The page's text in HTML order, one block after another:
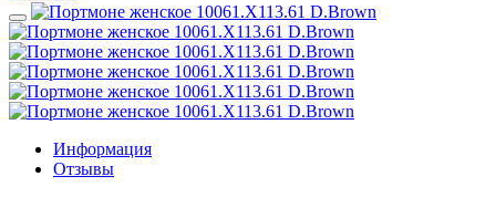
Информация
Отзывы